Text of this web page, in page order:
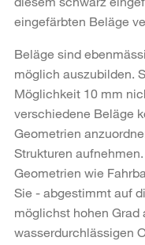
eingefärbten Beläge
Beläge sind
möglich auszubilden.
Möglichkeit 10 mm
verschiedene Beläge
Geometrien
Strukturen
Geometrien wie
Sie - abgestimmt auf
möglichst hohen Grad
wasserdurchlässigen